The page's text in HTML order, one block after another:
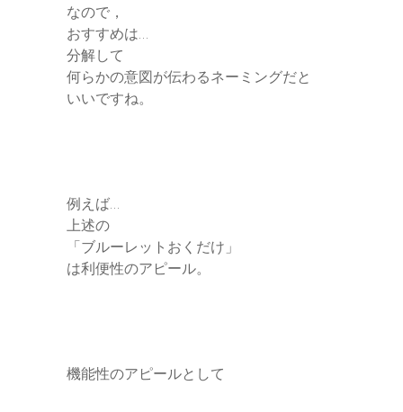
なので，
おすすめは…
分解して
何らかの意図が伝わるネーミングだと
いいですね。
例えば…
上述の
「ブルーレットおくだけ」
は利便性のアピール。
機能性のアピールとして